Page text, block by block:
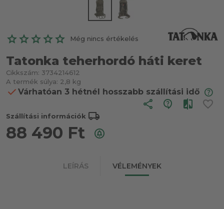
Még nincs értékelés
Tatonka teherhordó háti keret
Cikkszám: 3734214612
A termék súlya: 2,8 kg
Várhatóan 3 hétnél hosszabb szállítási idő
share
Szállítási információk local_shipping
88 490 Ft
LEÍRÁS VÉLEMÉNYEK